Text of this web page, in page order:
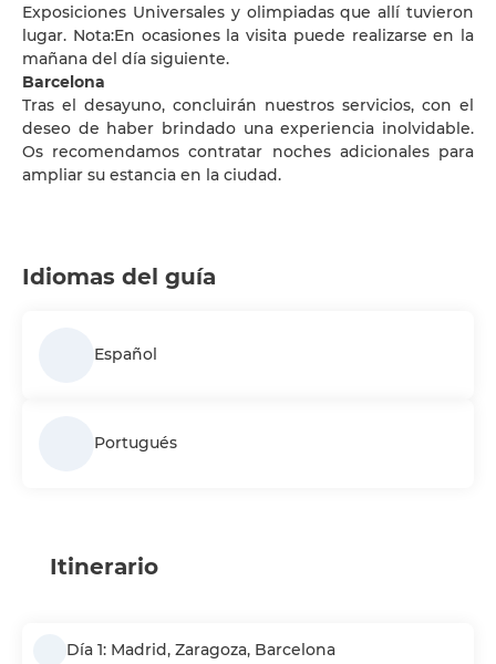
Exposiciones Universales y olimpiadas que allí tuvieron
lugar. Nota:En ocasiones la visita puede realizarse en la
mañana del día siguiente.
Barcelona
Tras el desayuno, concluirán nuestros servicios, con el
deseo de haber brindado una experiencia inolvidable.
Os recomendamos contratar noches adicionales para
ampliar su estancia en la ciudad.
Idiomas del guía
Español
Portugués
Itinerario
Día 1: Madrid, Zaragoza, Barcelona